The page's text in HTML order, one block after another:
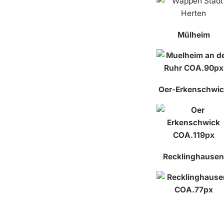
Mülheim
Oer-
Recklinghausen